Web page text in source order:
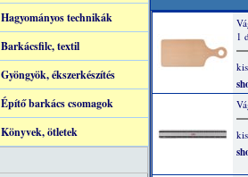
Hagyományos technikák
Barkácsfilc, textil
Gyöngyök, ékszerkészítés
Építő barkács csomagok
Könyvek, ötletek
1